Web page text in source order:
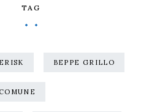
TAG
BEPPE GRILLO